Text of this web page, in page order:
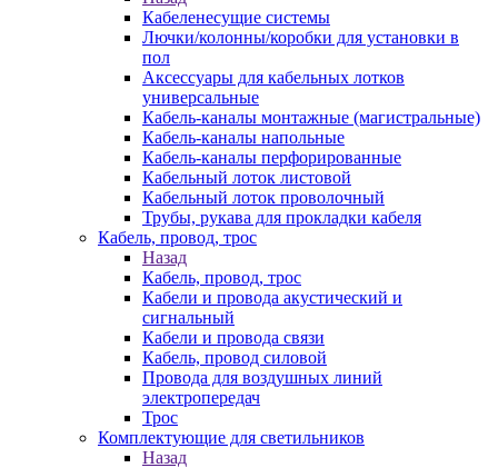
Кабеленесущие системы
Лючки/колонны/коробки для установки в
пол
Аксессуары для кабельных лотков
универсальные
Кабель-каналы монтажные (магистральные)
Кабель-каналы напольные
Кабель-каналы перфорированные
Кабельный лоток листовой
Кабельный лоток проволочный
Трубы, рукава для прокладки кабеля
Кабель, провод, трос
Назад
Кабель, провод, трос
Кабели и провода акустический и
сигнальный
Кабели и провода связи
Кабель, провод силовой
Провода для воздушных линий
электропередач
Трос
Комплектующие для светильников
Назад